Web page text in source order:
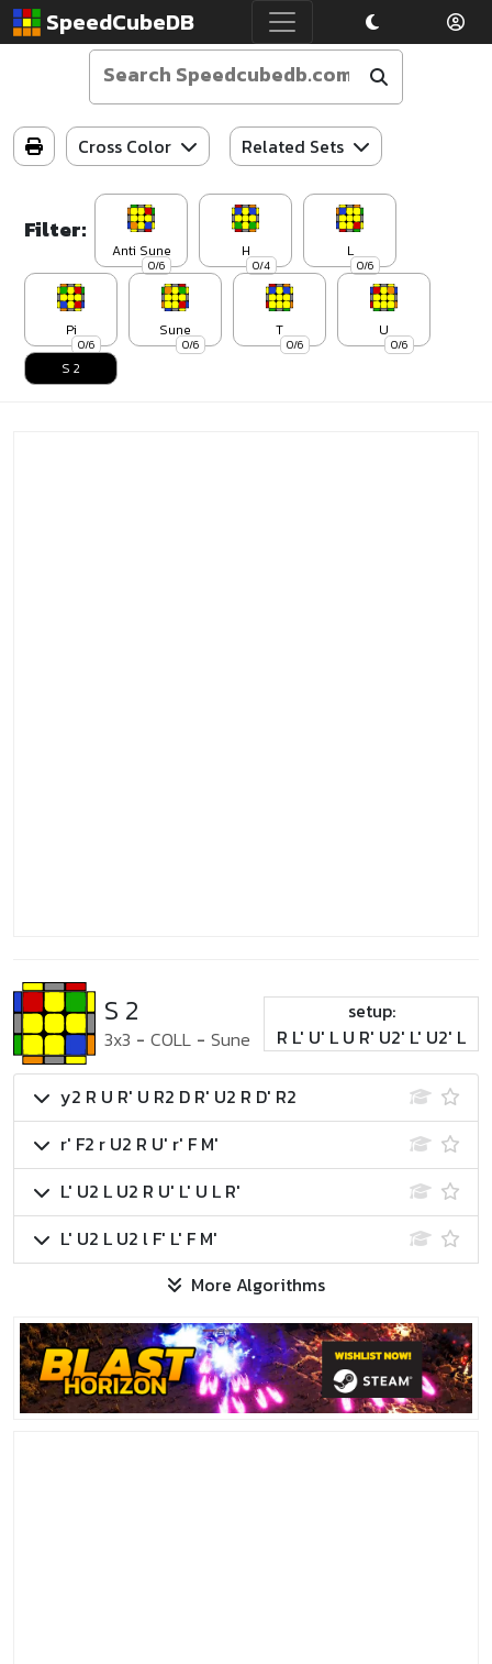
SpeedCubeDB
Cross Color Related Sets
Filter:
0/6
Anti Sune
0/4
H
0/6
L
0/6
Pi
0/6
Sune
0/6
T
0/6
U
S 2
S 2
3x3 - COLL - Sune
setup:
R L' U' L U R' U2' L' U2' L
y2 R U R' U R2 D R' U2 R D' R2
r' F2 r U2 R U' r' F M'
L' U2 L U2 R U' L' U L R'
L' U2 L U2 l F' L' F M'
More Algorithms